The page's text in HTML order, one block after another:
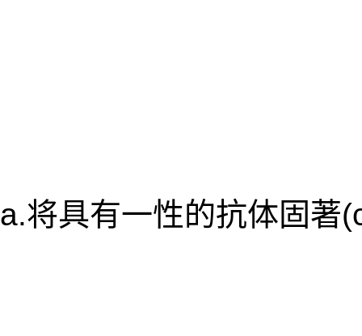
a.将具有一性的抗体固著